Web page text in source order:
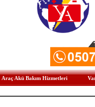
Araç Akü Bakım Hizmetleri